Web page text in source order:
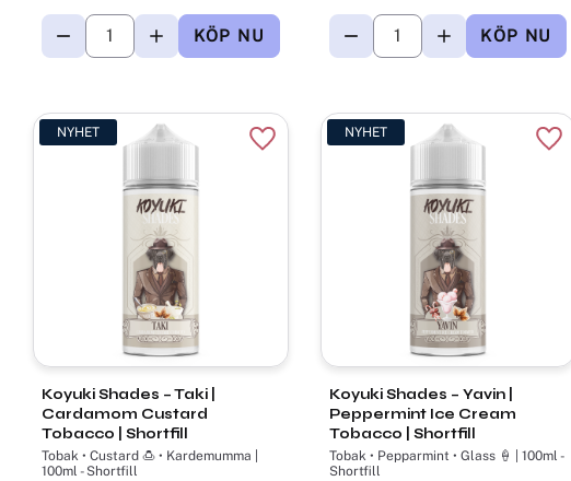
Koyuki Shades – Taki |
Cardamom Custard
Tobacco | Shortfill
Tobak • Custard 🍮 • Kardemumma |
100ml - Shortfill
NYHET
Lägg till i favoriter
Koyuki Shades – Yavin |
Peppermint Ice Cream
Tobacco | Shortfill
Tobak • Pepparmint • Glass 🍦 | 100ml -
Shortfill
NYHET